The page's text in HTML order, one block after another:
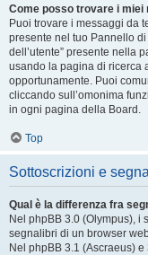
Come posso trovare i miei
Puoi trovare i messaggi da
presente nel tuo Pannello
dell’utente” presente nella
usando la pagina di ricerca
opportunamente. Puoi
cliccando sull’omonima
in ogni pagina della Board.
Top
Sottoscrizioni e
Qual è la differenza fra
Nel phpBB 3.0 (Olympus), i
segnalibri di un browser
Nel phpBB 3.1 (Ascraeus)